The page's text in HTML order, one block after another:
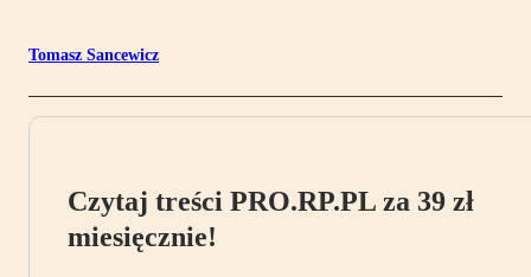
Tomasz Sancewicz
Czytaj treści PRO.RP.PL za 39 zł
miesięcznie!